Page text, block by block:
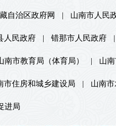
自治区政府网 | 山南市人民
人民政府 | 错那市人民政府 |
南市教育局（体育局） | 山
市住房和城乡建设局 | 山南
进局